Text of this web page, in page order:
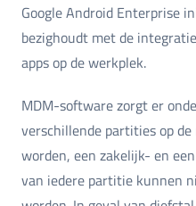
Google Android Enterprise
bezighoudt met de
apps op de werkplek.
MDM-software zorgt er
verschillende partities op
worden, een zakelijk- en
van iedere partitie kunnen